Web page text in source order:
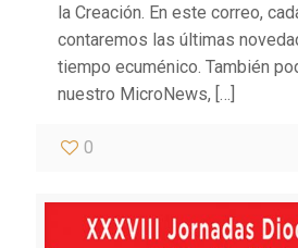
la Creación. En este correo,
contaremos las últimas
tiempo ecuménico. También
nuestro MicroNews, […]
0